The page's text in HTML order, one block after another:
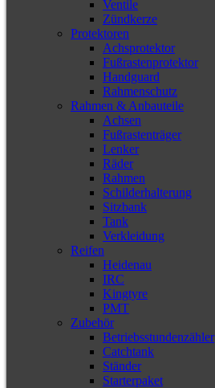
Ventile
Zündkerze
Protektoren
Achsprotektor
Fußrastenprotektor
Handguard
Rahmenschutz
Rahmen & Anbauteile
Achsen
Fußrastenträger
Lenker
Räder
Rahmen
Schilderhalterung
Sitzbank
Tank
Verkleidung
Reifen
Heidenau
IRC
Kingtyre
PMT
Zubehör
Betriebsstundenzähler
Catchtank
Ständer
Starterpaket